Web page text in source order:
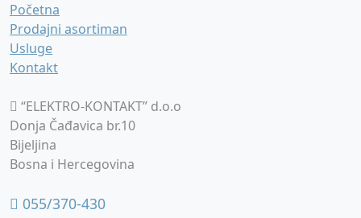
Početna
Prodajni asortiman
Usluge
Kontakt
“ELEKTRO-KONTAKT” d.o.o
Donja Čađavica br.10
Bijeljina
Bosna i Hercegovina
055/370-430